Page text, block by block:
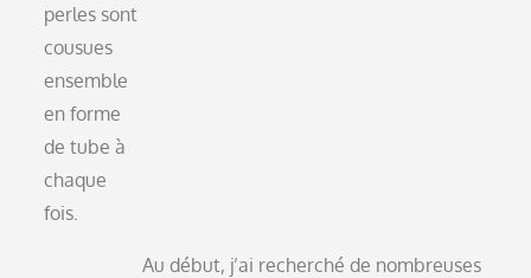
perles sont
cousues
ensemble
en forme
de tube à
chaque
fois.
Au début, j’ai recherché de nombreuses